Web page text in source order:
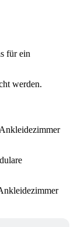
für ein
werden.